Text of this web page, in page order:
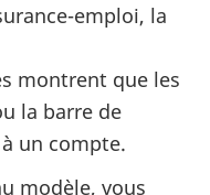
emploi, la
montrent que les
la barre de
un compte.
modèle, vous